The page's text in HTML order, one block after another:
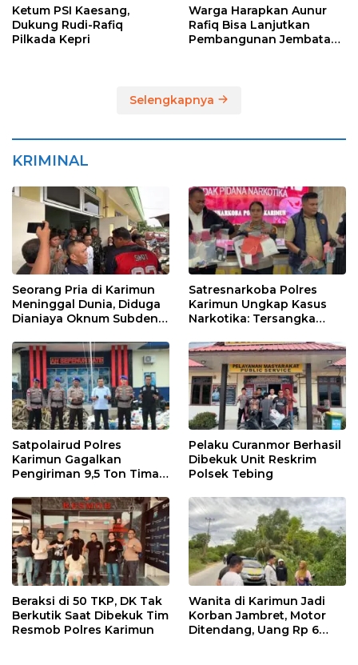
Ketum PSI Kaesang,
Dukung Rudi-Rafiq
Pilkada Kepri
Warga Harapkan Aunur
Rafiq Bisa Lanjutkan
Pembangunan Jembatan
Selengkapnya
KRIMINAL
Seorang Pria di Karimun
Meninggal Dunia, Diduga
Dianiaya Oknum Subden
Satresnarkoba Polres
Karimun Ungkap Kasus
Narkotika: Tersangka
Internasional
Satpolairud Polres
Karimun Gagalkan
Pengiriman 9,5 Ton Timah
Tersangka Diamankan
Pelaku Curanmor Berhasil
Dibekuk Unit Reskrim
Polsek Tebing
Beraksi di 50 TKP, DK Tak
Berkutik Saat Dibekuk Tim
Resmob Polres Karimun
Wanita di Karimun Jadi
Korban Jambret, Motor
Ditendang, Uang Rp 6